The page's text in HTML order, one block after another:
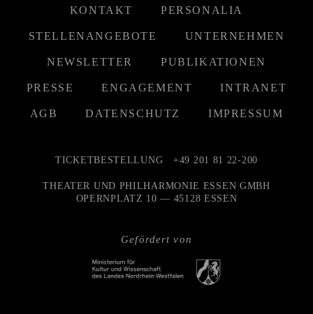
KONTAKT PERSONALIA
STELLENANGEBOTE UNTERNEHMEN
NEWSLETTER PUBLIKATIONEN
PRESSE ENGAGEMENT INTRANET
AGB DATENSCHUTZ IMPRESSUM
Gefördert von
TICKETBESTELLUNG +49 201 81 22-200
THEATER UND PHILHARMONIE ESSEN GMBH
OPERNPLATZ 10 — 45128 ESSEN